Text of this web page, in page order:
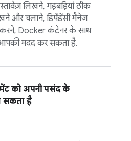
लिखने, गड़बड़ियां ठीक
और चलाने, डिपेंडेंसी मैनेज
Docker कंटेनर के साथ
मदद कर सकता है.
को अपनी पसंद के
सकता है